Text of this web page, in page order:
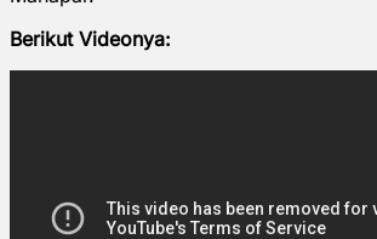
Berikut Videonya: